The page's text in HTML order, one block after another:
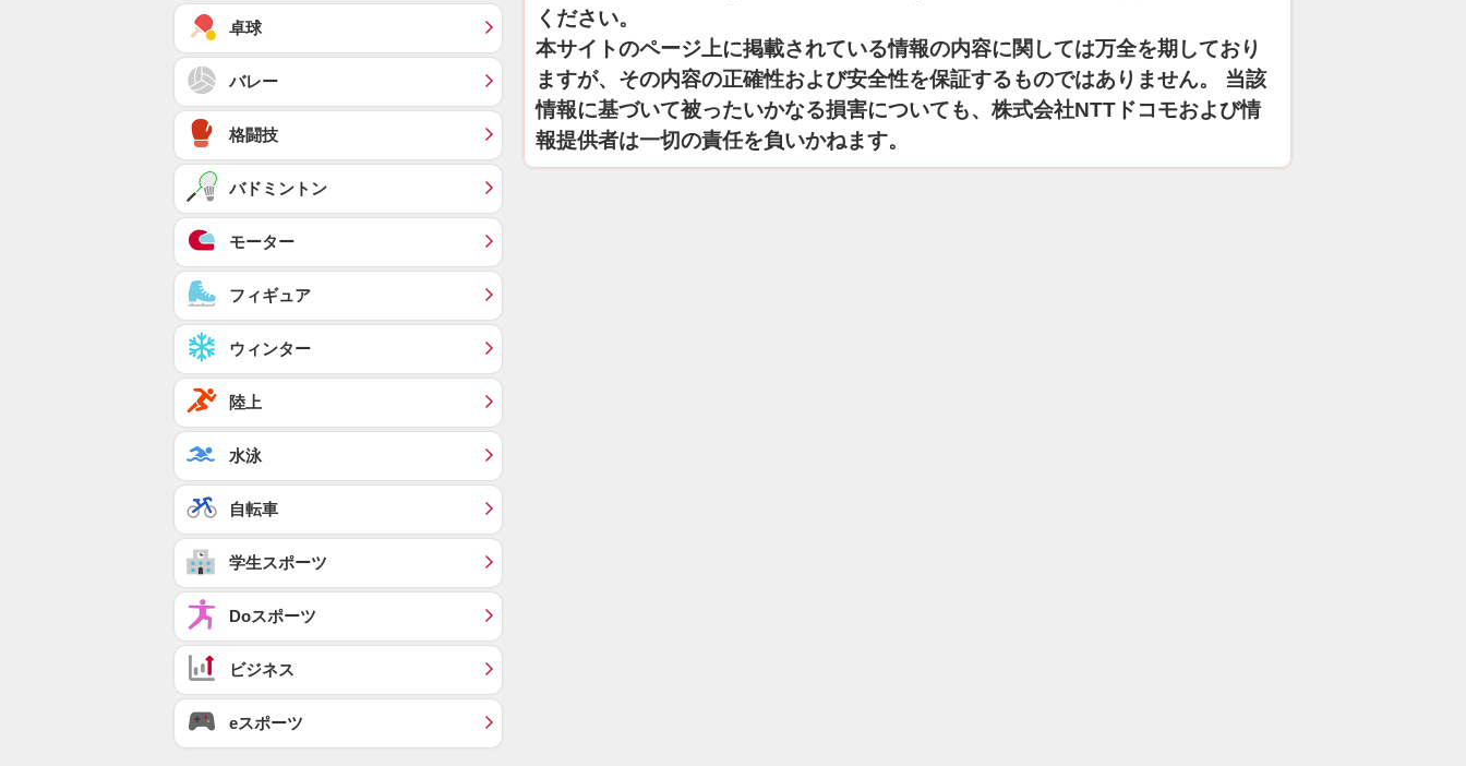
ください。
本サイトのページ上に掲載されている情報の内容に関しては万全を期しており
ますが、その内容の正確性および安全性を保証するものではありません。 当該
情報に基づいて被ったいかなる損害についても、株式会社NTTドコモおよび情
報提供者は一切の責任を負いかねます。
卓球
バレー
格闘技
バドミントン
モーター
フィギュア
ウィンター
陸上
水泳
自転車
学生スポーツ
Doスポーツ
ビジネス
eスポーツ